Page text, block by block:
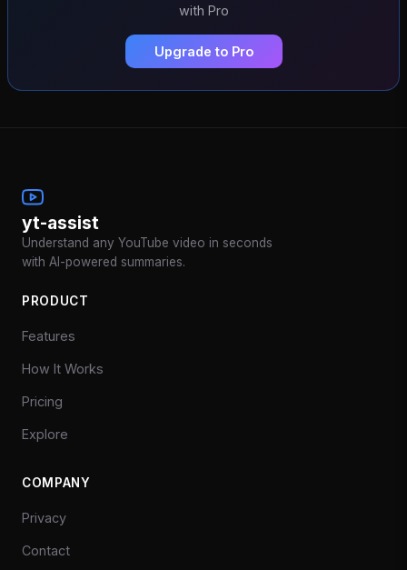
with Pro
Upgrade to Pro
yt-assist
Understand any YouTube video in seconds
with AI-powered summaries.
PRODUCT
Features
How It Works
Pricing
Explore
COMPANY
Privacy
Contact